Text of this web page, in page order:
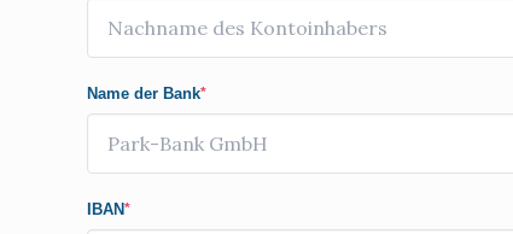
Name der Bank*
IBAN*